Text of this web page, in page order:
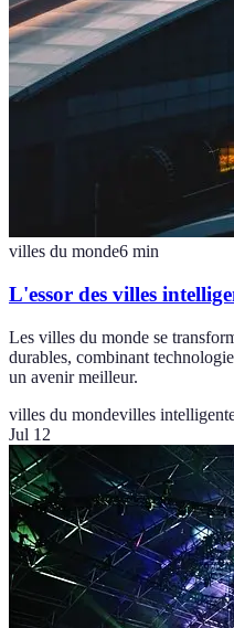
villes du monde6 min
L'essor des villes
Les villes du monde se
durables, combinant
un avenir meilleur.
villes du mondevilles
Jul 12